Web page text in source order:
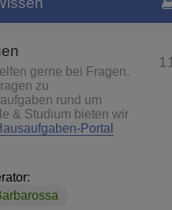
gerne bei Fragen.
zu
rund um
& Studium bieten wir
Portal